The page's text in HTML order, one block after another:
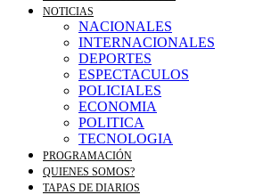
NOTICIAS
NACIONALES
INTERNACIONALES
DEPORTES
ESPECTACULOS
POLICIALES
ECONOMIA
POLITICA
TECNOLOGIA
PROGRAMACIÓN
QUIENES SOMOS?
TAPAS DE DIARIOS